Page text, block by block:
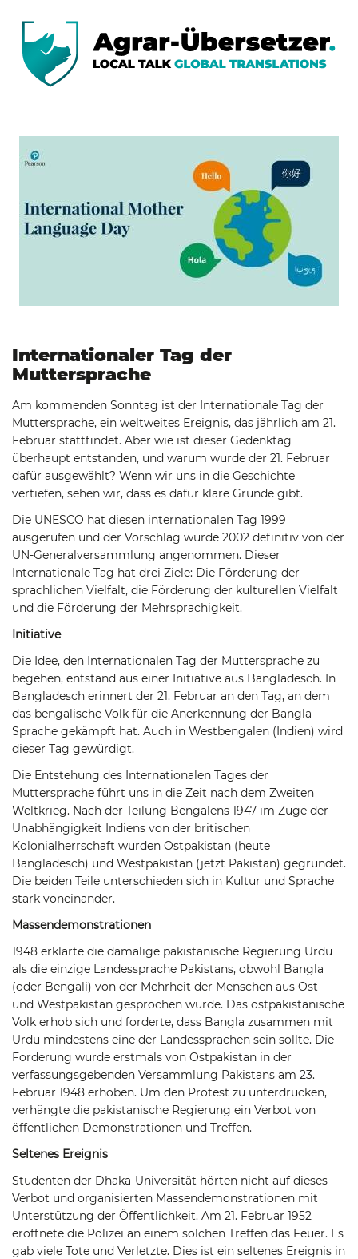
Internationaler Tag der
Muttersprache
Am kommenden Sonntag ist der Internationale Tag der
Muttersprache, ein weltweites Ereignis, das jährlich am 21.
Februar stattfindet. Aber wie ist dieser Gedenktag
überhaupt entstanden, und warum wurde der 21. Februar
dafür ausgewählt? Wenn wir uns in die Geschichte
vertiefen, sehen wir, dass es dafür klare Gründe gibt.
Die UNESCO hat diesen internationalen Tag 1999
ausgerufen und der Vorschlag wurde 2002 definitiv von der
UN-Generalversammlung angenommen. Dieser
Internationale Tag hat drei Ziele: Die Förderung der
sprachlichen Vielfalt, die Förderung der kulturellen Vielfalt
und die Förderung der Mehrsprachigkeit.
Initiative
Die Idee, den Internationalen Tag der Muttersprache zu
begehen, entstand aus einer Initiative aus Bangladesch. In
Bangladesch erinnert der 21. Februar an den Tag, an dem
das bengalische Volk für die Anerkennung der Bangla-
Sprache gekämpft hat. Auch in Westbengalen (Indien) wird
dieser Tag gewürdigt.
Die Entstehung des Internationalen Tages der
Muttersprache führt uns in die Zeit nach dem Zweiten
Weltkrieg. Nach der Teilung Bengalens 1947 im Zuge der
Unabhängigkeit Indiens von der britischen
Kolonialherrschaft wurden Ostpakistan (heute
Bangladesch) und Westpakistan (jetzt Pakistan) gegründet.
Die beiden Teile unterschieden sich in Kultur und Sprache
stark voneinander.
Massendemonstrationen
1948 erklärte die damalige pakistanische Regierung Urdu
als die einzige Landessprache Pakistans, obwohl Bangla
(oder Bengali) von der Mehrheit der Menschen aus Ost-
und Westpakistan gesprochen wurde. Das ostpakistanische
Volk erhob sich und forderte, dass Bangla zusammen mit
Urdu mindestens eine der Landessprachen sein sollte. Die
Forderung wurde erstmals von Ostpakistan in der
verfassungsgebenden Versammlung Pakistans am 23.
Februar 1948 erhoben. Um den Protest zu unterdrücken,
verhängte die pakistanische Regierung ein Verbot von
öffentlichen Demonstrationen und Treffen.
Seltenes Ereignis
Studenten der Dhaka-Universität hörten nicht auf dieses
Verbot und organisierten Massendemonstrationen mit
Unterstützung der Öffentlichkeit. Am 21. Februar 1952
eröffnete die Polizei an einem solchen Treffen das Feuer. Es
gab viele Tote und Verletzte. Dies ist ein seltenes Ereignis in